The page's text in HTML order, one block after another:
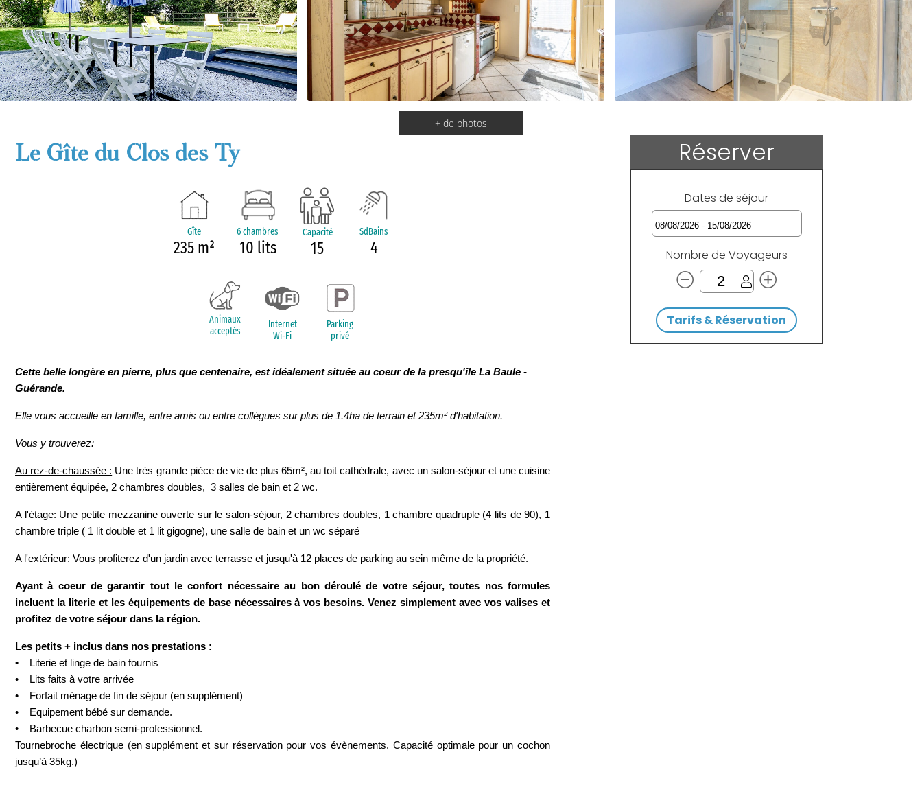
+ de photos
Le Gîte du Clos des Ty
Gîte
235 m²
6 chambres
10 lits
Capacité
15
SdBains
4
Animaux
acceptés
Internet
Wi-Fi
Parking
privé
Cette belle longère en pierre, plus que centenaire, est idéalement située au coeur de la presqu'île La Baule -
Guérande.
Elle vous accueille en famille, entre amis ou entre collègues sur plus de 1.4ha de terrain et 235m² d'habitation.
Vous y trouverez:
Au rez-de-chaussée : Une très grande pièce de vie de plus 65m², au toit cathédrale, avec un salon-séjour et une cuisine
entièrement équipée, 2 chambres doubles, 3 salles de bain et 2 wc.
A l'étage: Une petite mezzanine ouverte sur le salon-séjour, 2 chambres doubles, 1 chambre quadruple (4 lits de 90), 1
chambre triple ( 1 lit double et 1 lit gigogne), une salle de bain et un wc séparé
A l'extérieur: Vous profiterez d'un jardin avec terrasse et jusqu'à 12 places de parking au sein même de la propriété.
Ayant à coeur de garantir tout le confort nécessaire au bon déroulé de votre séjour, toutes nos formules
incluent la literie et les équipements de base nécessaires à vos besoins. Venez simplement avec vos valises et
profitez de votre séjour dans la région.
Les petits + inclus dans nos prestations :
• Literie et linge de bain fournis
• Lits faits à votre arrivée
• Forfait ménage de fin de séjour (en supplément)
• Equipement bébé sur demande.
• Barbecue charbon semi-professionnel.
Tournebroche électrique (en supplément et sur réservation pour vos évènements. Capacité optimale pour un cochon
jusqu’à 35kg.)
Réserver
Dates de séjour
Nombre de Voyageurs
Tarifs & Réservation